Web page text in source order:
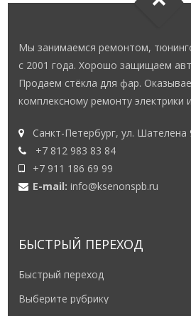
Мы занимаемся ремонтом,
с 2001 года. Хорошо защищаем
Продаем стёкла для фар.
комплексному ремонту электрики
Санкт-Петербург, ул. Шателена
+7 812 983 83 84
+7 911 186 69 99
E-mail:info@ksenonspb.ru
БЫСТРЫЙ ПЕРЕХОД
Быстрый переход